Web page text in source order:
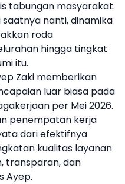
tabungan masyarakat.
nanti, dinamika
roda
hingga tingkat
itu.
Zaki memberikan
luar biasa pada
per Mei 2026.
penempatan kerja
dari efektifnya
kualitas layanan
transparan, dan
Ayep.